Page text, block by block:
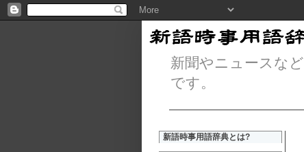
新聞やニュースな
です。
新語時事用語辞典とは?